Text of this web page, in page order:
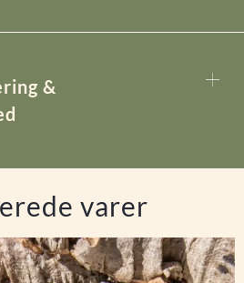
&
varer